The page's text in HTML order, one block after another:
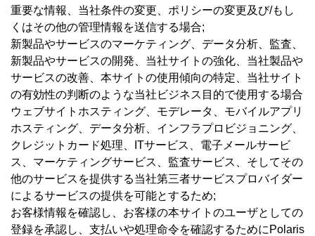
重要な情報、当社条件の変更、ポリシーの変更及び/もし
くはその他の管理情報を送信する場合;
新製品やサービスのマーケティング、データ分析、監査、
新製品やサービスの開発、当社サイトの強化、当社製品や
サービスの改善、本サイトの使用傾向の特定、当社サイト
の有効性の判断のような当社ビジネス目的で使用する場合
ウェブサイトホスティング、モデレータ、モバイルアプリ
ホスティング、データ分析、インフラプロビジョニング、
クレジットカード処理、ITサービス、電子メールサービ
ス、マーケティングサービス、監査サービス、そしてその
他のサービスを提供する当社第三者サービスプロバイダー
によるサービスの提供を可能とするため;
お客様情報を確認し、お客様の本サイトのユーザとしての
登録を承認し、支払いや処理命令を確認するためにPolaris